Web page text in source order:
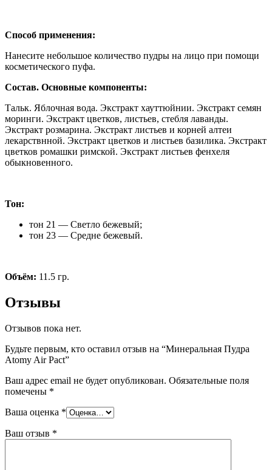
Способ применения:
Нанесите небольшое количество пудры на лицо при помощи
косметического пуфа.
Состав. Основные компоненты:
Тальк. Яблочная вода. Экстракт хауттюйнии. Экстракт семян
моринги. Экстракт цветков, листьев, стебля лаванды.
Экстракт розмарина. Экстракт листьев и корней алтеи
лекарствнной. Экстракт цветков и листьев базилика. Экстракт
цветков ромашки римской. Экстракт листьев фенхеля
обыкновенного.
Тон:
тон 21 — Светло бежевый;
тон 23 — Средне бежевый.
Объём: 11.5 гр.
Отзывы
Отзывов пока нет.
Будьте первым, кто оставил отзыв на “Минеральная Пудра
Atomy Air Pact”
Ваш адрес email не будет опубликован. Обязательные поля
помечены *
Ваша оценка *
Ваш отзыв *